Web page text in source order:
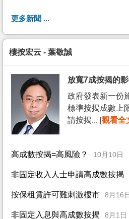
更多新聞 ...
樓按宏云 - 葉敬誠
放寬7成按揭的
政府發表新一份
標準按揭成數上
請按揭... [觀看全
高成數按揭=高風險？ 10月10日
非固定收入人士申請高成數按揭
按保租賃許可難刺激樓市 8月16日
非固定入息與高成數按揭 8月1日